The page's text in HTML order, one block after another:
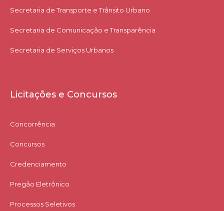
Secretaria de Transporte e Trânsito Urbano
Secretaria de Comunicação e Transparência
Secretaria de Serviços Urbanos
Licitações e Concursos
Concorrência
Concursos
Credenciamento
Pregão Eletrônico
Processos Seletivos